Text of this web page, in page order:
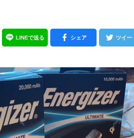
LINEで送る シェア ツイー